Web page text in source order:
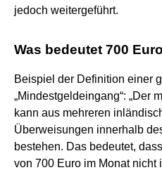
jedoch weitergeführt.
Was bedeutet 700
Beispiel der Definition einer
„Mindestgeldeingang“: „Der
kann aus mehreren
Überweisungen innerhalb
bestehen. Das bedeutet,
von 700 Euro im Monat nicht